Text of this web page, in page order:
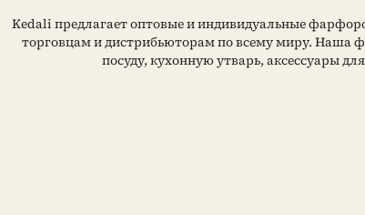
Kedali предлагает оптовые и индивидуальные
торговцам и дистрибьюторам по всему миру. Наша
посуду, кухонную утварь, аксессуары